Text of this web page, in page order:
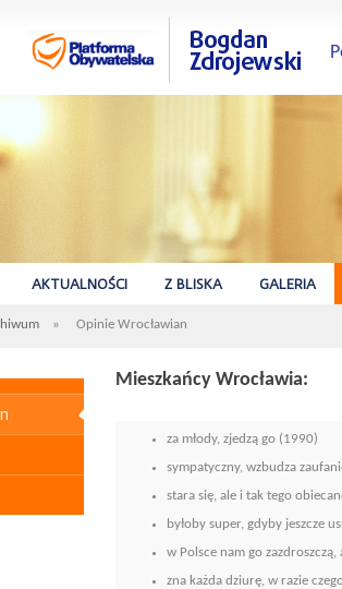
AKTUALNOŚCI Z BLISKA GALERIA
» Opinie Wrocławian
Mieszkańcy Wrocławia:
za młody, zjedzą go (1990)
sympatyczny, wzbudza
stara się, ale i tak tego
byłoby super, gdyby jeszcze
w Polsce nam go
zna każda dziurę, w razie